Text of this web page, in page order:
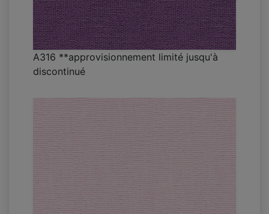
A316 **approvisionnement limité jusqu'à
discontinué